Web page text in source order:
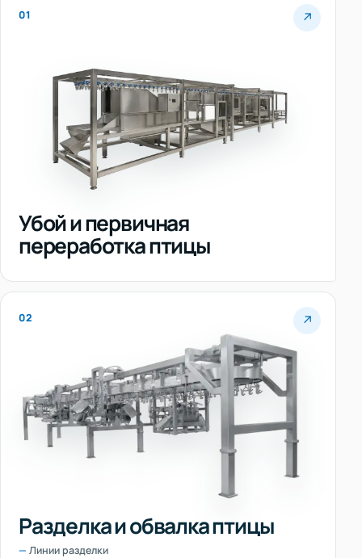
01
Убой и первичная
переработка птицы
↗
02
Разделка и обвалка птицы
Линии разделки
↗